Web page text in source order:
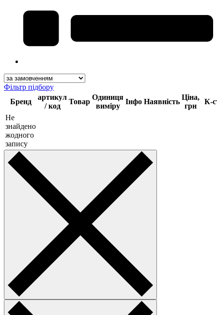
Фільтр підбору
Бренд
артикул
/ код
Товар
Одиниця
виміру
Інфо Наявність
Ціна,
грн
К-
Не
знайдено
жодного
запису